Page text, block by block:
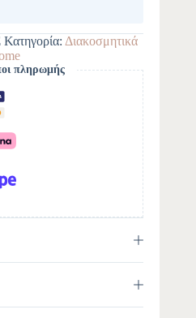
Κατηγορία: Διακοσμητικά
πληρωμής